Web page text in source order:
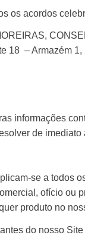
os acordos
18 – Armazém
informações
de
se a todos
ofício ou
produto no
do nosso